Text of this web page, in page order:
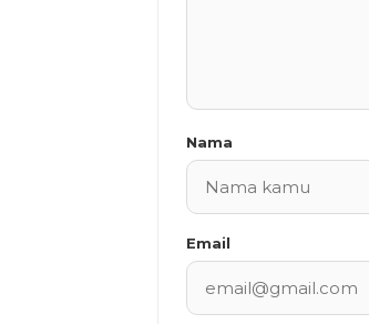
Nama
Email